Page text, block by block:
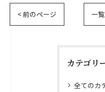
< 前のページ 一
カテゴリ
全てのカ